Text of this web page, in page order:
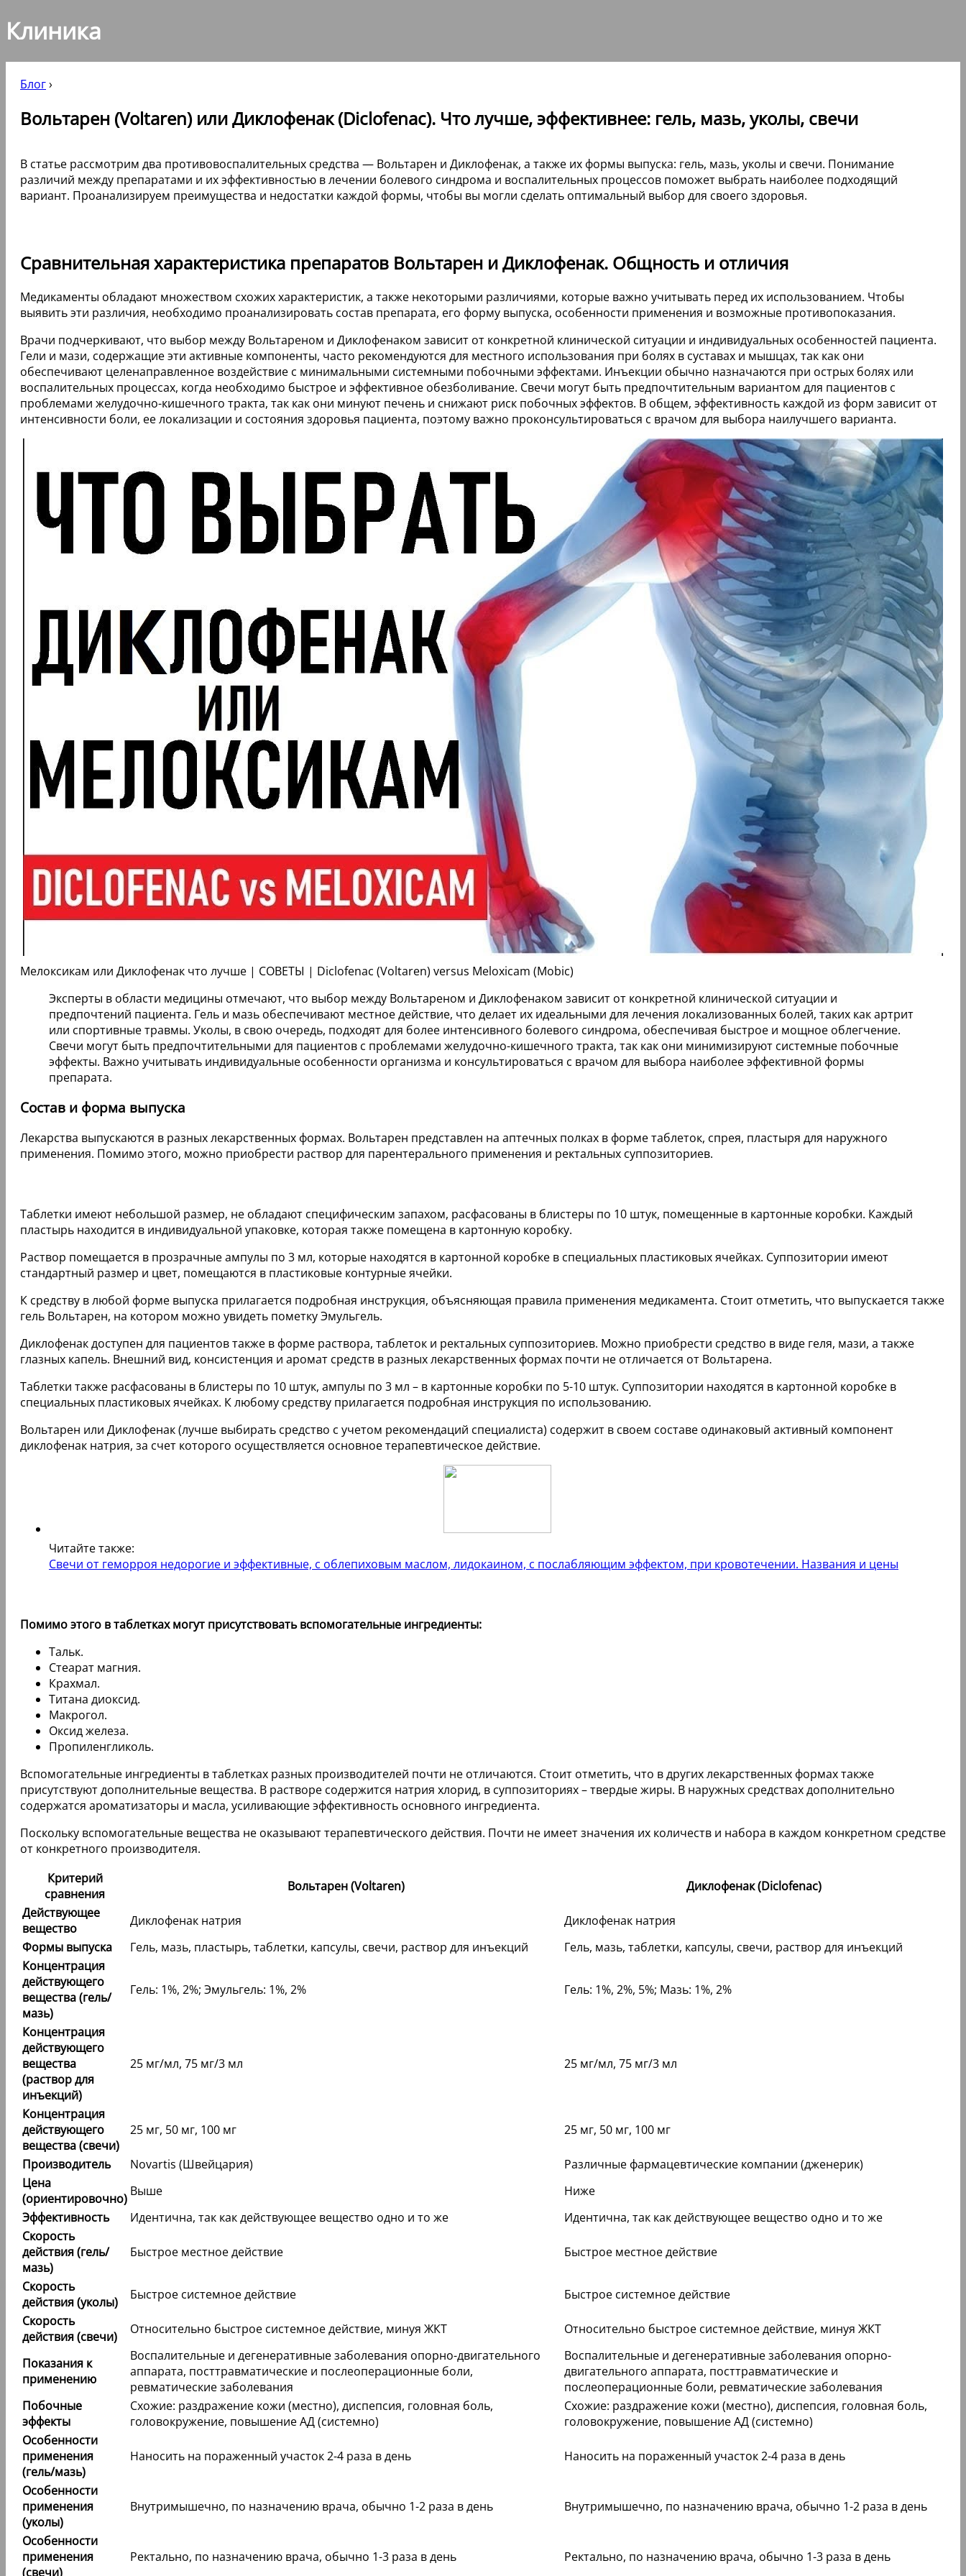
Клиника
Блог›
Вольтарен (Voltaren) или Диклофенак (Diclofenac). Что лучше, эффективнее: гель, мазь, уколы, свечи
В статье рассмотрим два противовоспалительных средства — Вольтарен и Диклофенак, а также их формы выпуска: гель, мазь, уколы и свечи. Понимание
различий между препаратами и их эффективностью в лечении болевого синдрома и воспалительных процессов поможет выбрать наиболее подходящий
вариант. Проанализируем преимущества и недостатки каждой формы, чтобы вы могли сделать оптимальный выбор для своего здоровья.
Сравнительная характеристика препаратов Вольтарен и Диклофенак. Общность и отличия
Медикаменты обладают множеством схожих характеристик, а также некоторыми различиями, которые важно учитывать перед их использованием. Чтобы
выявить эти различия, необходимо проанализировать состав препарата, его форму выпуска, особенности применения и возможные противопоказания.
Врачи подчеркивают, что выбор между Вольтареном и Диклофенаком зависит от конкретной клинической ситуации и индивидуальных особенностей пациента.
Гели и мази, содержащие эти активные компоненты, часто рекомендуются для местного использования при болях в суставах и мышцах, так как они
обеспечивают целенаправленное воздействие с минимальными системными побочными эффектами. Инъекции обычно назначаются при острых болях или
воспалительных процессах, когда необходимо быстрое и эффективное обезболивание. Свечи могут быть предпочтительным вариантом для пациентов с
проблемами желудочно-кишечного тракта, так как они минуют печень и снижают риск побочных эффектов. В общем, эффективность каждой из форм зависит от
интенсивности боли, ее локализации и состояния здоровья пациента, поэтому важно проконсультироваться с врачом для выбора наилучшего варианта.
Мелоксикам или Диклофенак что лучше | СОВЕТЫ | Diclofenac (Voltaren) versus Meloxicam (Mobic)
Эксперты в области медицины отмечают, что выбор между Вольтареном и Диклофенаком зависит от конкретной клинической ситуации и
предпочтений пациента. Гель и мазь обеспечивают местное действие, что делает их идеальными для лечения локализованных болей, таких как артрит
или спортивные травмы. Уколы, в свою очередь, подходят для более интенсивного болевого синдрома, обеспечивая быстрое и мощное облегчение.
Свечи могут быть предпочтительными для пациентов с проблемами желудочно-кишечного тракта, так как они минимизируют системные побочные
эффекты. Важно учитывать индивидуальные особенности организма и консультироваться с врачом для выбора наиболее эффективной формы
препарата.
Состав и форма выпуска
Лекарства выпускаются в разных лекарственных формах. Вольтарен представлен на аптечных полках в форме таблеток, спрея, пластыря для наружного
применения. Помимо этого, можно приобрести раствор для парентерального применения и ректальных суппозиториев.
Таблетки имеют небольшой размер, не обладают специфическим запахом, расфасованы в блистеры по 10 штук, помещенные в картонные коробки. Каждый
пластырь находится в индивидуальной упаковке, которая также помещена в картонную коробку.
Раствор помещается в прозрачные ампулы по 3 мл, которые находятся в картонной коробке в специальных пластиковых ячейках. Суппозитории имеют
стандартный размер и цвет, помещаются в пластиковые контурные ячейки.
К средству в любой форме выпуска прилагается подробная инструкция, объясняющая правила применения медикамента. Стоит отметить, что выпускается также
гель Вольтарен, на котором можно увидеть пометку Эмульгель.
Диклофенак доступен для пациентов также в форме раствора, таблеток и ректальных суппозиториев. Можно приобрести средство в виде геля, мази, а также
глазных капель. Внешний вид, консистенция и аромат средств в разных лекарственных формах почти не отличается от Вольтарена.
Таблетки также расфасованы в блистеры по 10 штук, ампулы по 3 мл – в картонные коробки по 5-10 штук. Суппозитории находятся в картонной коробке в
специальных пластиковых ячейках. К любому средству прилагается подробная инструкция по использованию.
Вольтарен или Диклофенак (лучше выбирать средство с учетом рекомендаций специалиста) содержит в своем составе одинаковый активный компонент
диклофенак натрия, за счет которого осуществляется основное терапевтическое действие.
Читайте также:
Свечи от геморроя недорогие и эффективные, с облепиховым маслом, лидокаином, с послабляющим эффектом, при кровотечении. Названия и цены
Помимо этого в таблетках могут присутствовать вспомогательные ингредиенты:
Тальк.
Стеарат магния.
Крахмал.
Титана диоксид.
Макрогол.
Оксид железа.
Пропиленгликоль.
Вспомогательные ингредиенты в таблетках разных производителей почти не отличаются. Стоит отметить, что в других лекарственных формах также
присутствуют дополнительные вещества. В растворе содержится натрия хлорид, в суппозиториях – твердые жиры. В наружных средствах дополнительно
содержатся ароматизаторы и масла, усиливающие эффективность основного ингредиента.
Поскольку вспомогательные вещества не оказывают терапевтического действия. Почти не имеет значения их количеств и набора в каждом конкретном средстве
от конкретного производителя.
Критерий
сравнения
Вольтарен (Voltaren)
Диклофенак (Diclofenac)
Действующее
вещество
Диклофенак натрия
Диклофенак натрия
Формы выпуска
Гель, мазь, пластырь, таблетки, капсулы, свечи, раствор для инъекций
Гель, мазь, таблетки, капсулы, свечи, раствор для инъекций
Концентрация
действующего
вещества (гель/
мазь)
Гель: 1%, 2%; Эмульгель: 1%, 2% Гель: 1%, 2%, 5%; Мазь: 1%, 2%
Концентрация
действующего
вещества
(раствор для
инъекций)
25 мг/мл, 75 мг/3 мл 25 мг/мл, 75 мг/3 мл
Концентрация
действующего
вещества (свечи)
25 мг, 50 мг, 100 мг 25 мг, 50 мг, 100 мг
Производитель Novartis (Швейцария)
Различные фармацевтические компании (дженерик)
Цена
(ориентировочно) Выше
Ниже
Эффективность
Идентична, так как действующее вещество одно и то же
Идентична, так как действующее вещество одно и то же
Скорость
действия (гель/
мазь)
Быстрое местное действие Быстрое местное действие
Скорость
действия (уколы)
Быстрое системное действие
Быстрое системное действие
Скорость
действия (свечи)
Относительно быстрое системное действие, минуя ЖКТ Относительно быстрое системное действие, минуя ЖКТ
Показания к
применению
Воспалительные и дегенеративные заболевания опорно-двигательного
аппарата, посттравматические и послеоперационные боли,
ревматические заболевания
Воспалительные и дегенеративные заболевания опорно-
двигательного аппарата, посттравматические и
послеоперационные боли, ревматические заболевания
Побочные
эффекты
Схожие: раздражение кожи (местно), диспепсия, головная боль,
головокружение, повышение АД (системно)
Схожие: раздражение кожи (местно), диспепсия, головная боль,
головокружение, повышение АД (системно)
Особенности
применения
(гель/мазь)
Наносить на пораженный участок 2-4 раза в день Наносить на пораженный участок 2-4 раза в день
Особенности
применения
(уколы)
Внутримышечно, по назначению врача, обычно 1-2 раза в день Внутримышечно, по назначению врача, обычно 1-2 раза в день
Особенности
применения
(свечи)
Ректально, по назначению врача, обычно 1-3 раза в день Ректально, по назначению врача, обычно 1-3 раза в день